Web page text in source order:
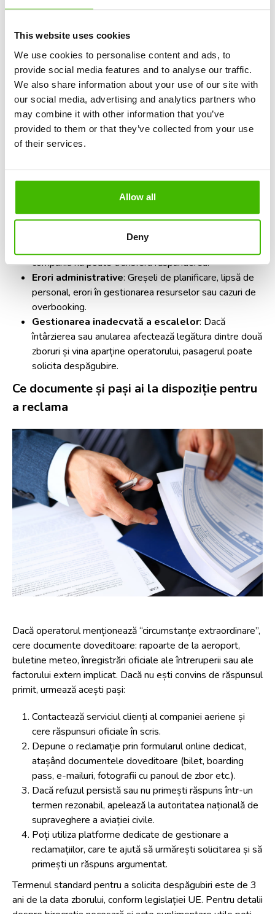
This website uses cookies
We use cookies to personalise content and ads, to
provide social media features and to analyse our traffic.
We also share information about your use of our site with
our social media, advertising and analytics partners who
may combine it with other information that you’ve
provided to them or that they’ve collected from your use
of their services.
Allow all
Deny
Legislația și instanțele europene nu permit invocarea
circumstanțelor extraordinare pentru orice tip de incident.
Iată câteva situații unde operatorul trebuie să răspundă și
provocate de uzura normală sau de lipsa întreținerii
programate cad în responsabilitatea companiei.
: Dacă personalul operatorului, cum
compania nu poate transfera răspunderea.
Erori administrative: Greșeli de planificare, lipsă de
personal, erori în gestionarea resurselor sau cazuri de
overbooking.
Gestionarea inadecvată a escalelor: Dacă
întârzierea sau anularea afecteazălegătura dintre două
zboruri și vina aparține operatorului, pasagerul poate
solicita despăgubire.
Ce documente și pași ai la dispoziție pentru
a reclama
Dacă operatorul menționează “circumstanțe extraordinare”,
cere documente doveditoare: rapoarte de la aeroport,
buletine meteo, înregistrări oficiale ale întreruperii sau ale
factorului extern implicat. Dacă nu ești convins de răspunsul
primit, urmează acești pași:
Contactează serviciul clienți al companiei aeriene și
cere răspunsuri oficiale în scris.
Depune o reclamație prin formularul online dedicat,
atașând documentele doveditoare (bilet, boarding
pass, e-mailuri, fotografii cu panoul de zbor etc.).
Dacă refuzul persistă sau nu primești răspuns într-un
termen rezonabil, apelează la autoritatea națională de
supraveghere a aviației civile.
Poți utiliza platforme dedicate de gestionare a
reclamațiilor, care te ajută să urmărești solicitarea și să
primești un răspuns argumentat.
Termenul standard pentru a solicita despăgubiri este de 3
ani de la data zborului, conform legislației UE. Pentru detalii